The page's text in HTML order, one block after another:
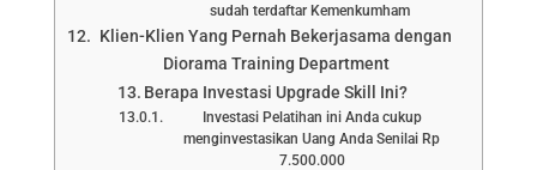
sudah terdaftar Kemenkumham
Klien-Klien Yang Pernah Bekerjasama dengan
Diorama Training Department
Berapa Investasi Upgrade Skill Ini?
Investasi Pelatihan ini Anda cukup
menginvestasikan Uang Anda Senilai Rp
7.500.000